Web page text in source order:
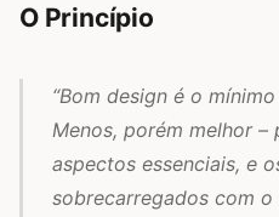
O Princípio
“Bom design é o
Menos, porém melhor
aspectos essenciais, e
sobrecarregados com o